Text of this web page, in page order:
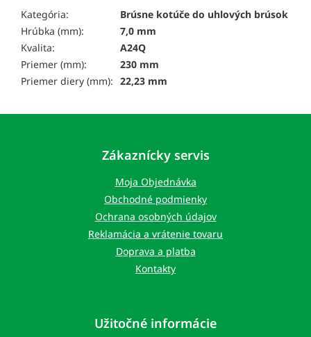
Kategória:
Brúsne kotúče do uhlových brúsok
Hrúbka (mm):
7,0 mm
Kvalita:
A24Q
Priemer (mm):
230 mm
Priemer diery (mm): 22,23 mm
Zákaznícky servis
Moja Objednávka
Obchodné podmienky
Ochrana osobných údajov
Reklamácia a vrátenie tovaru
Doprava a platba
Kontakty
Užitočné informácie